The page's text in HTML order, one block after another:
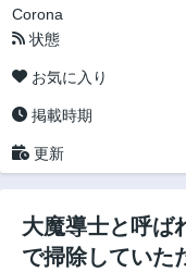
Corona
状態
お気に入り
掲載時期
更新
大魔導士と呼ば
で掃除してい